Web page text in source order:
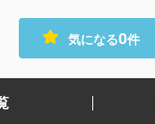
気になる0件